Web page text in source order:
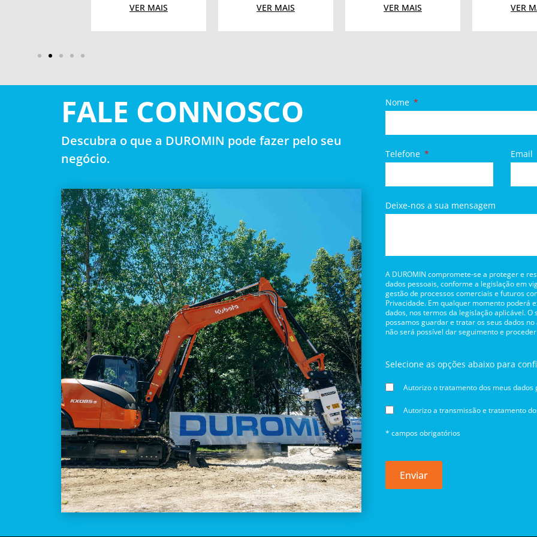
VER MAIS
VER MAIS
VER MAIS
VER
FALE CONNOSCO
Descubra o que a DUROMIN pode fazer pelo seu
negócio.
Nome
Telefone Email
Deixe-nos a sua mensagem
A DUROMIN compromete-se a proteger e
dados pessoais, conforme a legislação em
gestão de processos comerciais e futuros
Privacidade. Em qualquer momento poderá
dados, nos termos da legislação aplicável.
possamos guardar e tratar os seus dados
não será possível dar seguimento e
Selecione as opções abaixo para
Autorizo o tratamento dos meus
Autorizo a transmissão e tratamento
* campos obrigatórios
Enviar